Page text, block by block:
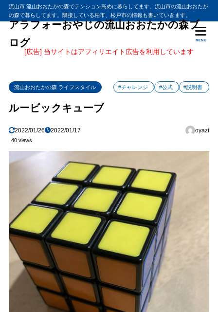
流山市 流山おおたかの森でテンション高めに暮らしてます。流山市の流山おおたか
の森で暮らしてます。隣接している柏市、松戸市の情報も書いていきます。
アラフォーおやじの流山おおたかの森ブ
ログ
MENU
[広告] 当サイトはアフィリエイト広告を利用しています
流山おおたかの森 ライフスタイル #チャレンジ #公式 #説明書
ルービックキューブ
2022/01/26 2022/01/17 oyazi
40 views